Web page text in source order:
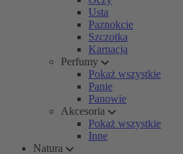
Usta
Paznokcie
Szczotka
Karnacja
Perfumy
Pokaż wszystkie
Panie
Panowie
Akcesoria
Pokaż wszystkie
Inne
Natura